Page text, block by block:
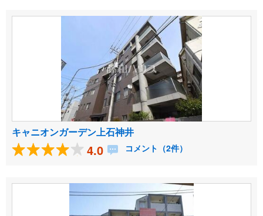
キャニオンガーデン上石神井
4.0 コメント（2件）